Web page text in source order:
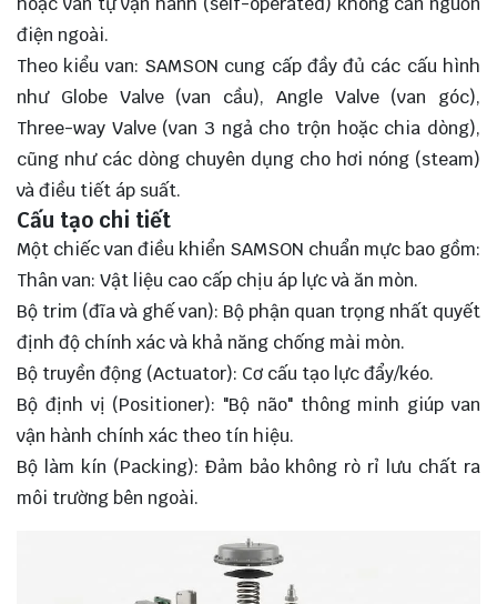
điện ngoài.
Theo kiểu van: SAMSON cung cấp đầy đủ các cấu hình
như Globe Valve (van cầu), Angle Valve (van góc),
Three-way Valve (van 3 ngả cho trộn hoặc chia dòng),
cũng như các dòng chuyên dụng cho hơi nóng (steam)
và điều tiết áp suất.
Cấu tạo chi tiết
Một chiếc van điều khiển SAMSON chuẩn mực bao gồm:
Thân van: Vật liệu cao cấp chịu áp lực và ăn mòn.
Bộ trim (đĩa và ghế van): Bộ phận quan trọng nhất quyết
định độ chính xác và khả năng chống mài mòn.
Bộ truyền động (Actuator): Cơ cấu tạo lực đẩy/kéo.
Bộ định vị (Positioner): "Bộ não" thông minh giúp van
vận hành chính xác theo tín hiệu.
Bộ làm kín (Packing): Đảm bảo không rò rỉ lưu chất ra
môi trường bên ngoài.